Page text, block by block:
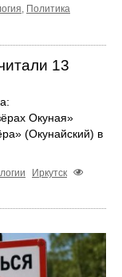
Политика
13
Окуная»
(Окунайский) в
Иркутск